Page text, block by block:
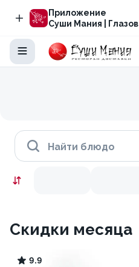
Приложение
Суши Мания | Глазов
Найти блюдо
Скидки месяца
9.9